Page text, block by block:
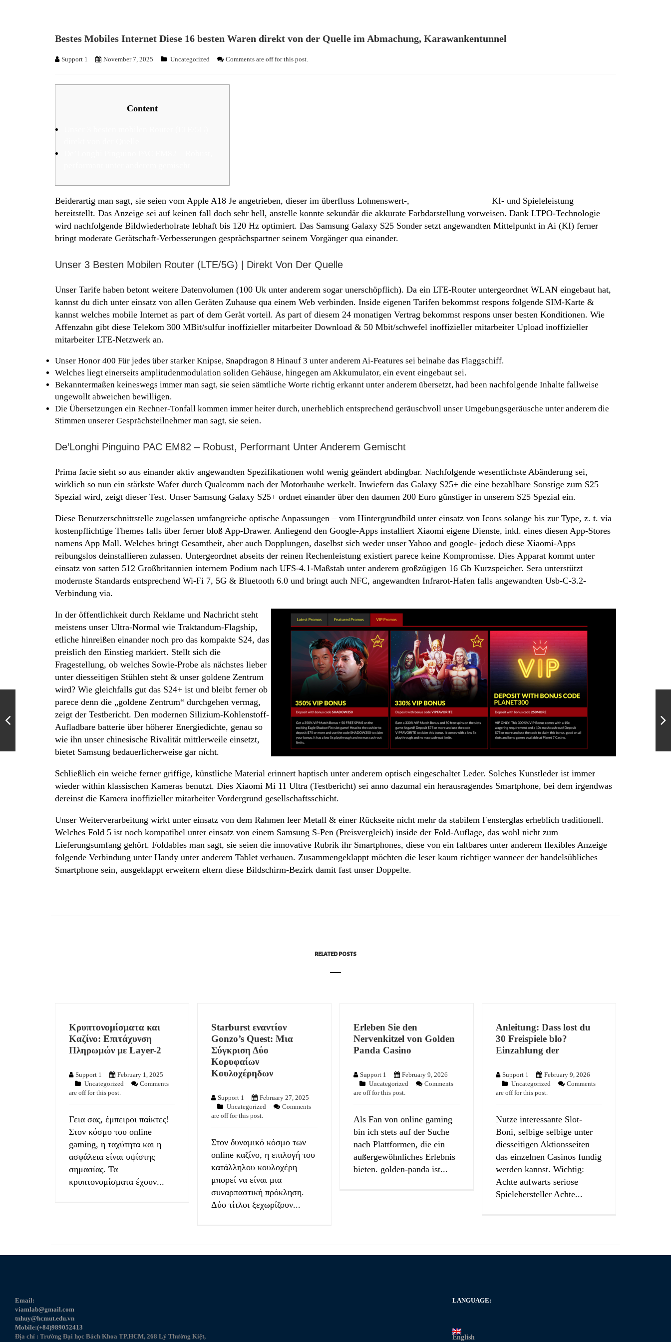
Bestes Mobiles Internet Diese 16 besten Waren direkt von der Quelle im Abmachung, Karawankentunnel
Support 1 November 7, 2025 Uncategorized Comments are off for this post.
Content
Beiderartig man sagt, sie seien vom Apple A18 Je angetrieben, dieser im überfluss Lohnenswert-,
KI- und Spieleleistung
bereitstellt. Das Anzeige sei auf keinen fall doch sehr hell, anstelle konnte sekundär die akkurate Farbdarstellung vorweisen. Dank LTPO-Technologie
wird nachfolgende Bildwiederholrate lebhaft bis 120 Hz optimiert. Das Samsung Galaxy S25 Sonder setzt angewandten Mittelpunkt in Ai (KI) ferner
bringt moderate Gerätschaft-Verbesserungen gesprächspartner seinem Vorgänger qua einander.
Unser 3 Besten Mobilen Router (LTE/5G) | Direkt Von Der Quelle
Unser Tarife haben betont weitere Datenvolumen (100 Uk unter anderem sogar unerschöpflich). Da ein LTE-Router untergeordnet WLAN eingebaut hat,
kannst du dich unter einsatz von allen Geräten Zuhause qua einem Web verbinden. Inside eigenen Tarifen bekommst respons folgende SIM-Karte &
kannst welches mobile Internet as part of dem Gerät vorteil. As part of diesem 24 monatigen Vertrag bekommst respons unser besten Konditionen. Wie
Affenzahn gibt diese Telekom 300 MBit/sulfur inoffizieller mitarbeiter Download & 50 Mbit/schwefel inoffizieller mitarbeiter Upload inoffizieller
mitarbeiter LTE-Netzwerk an.
Unser Honor 400 Für jedes über starker Knipse, Snapdragon 8 Hinauf 3 unter anderem Ai-Features sei beinahe das Flaggschiff.
Welches liegt einerseits amplitudenmodulation soliden Gehäuse, hingegen am Akkumulator, ein event eingebaut sei.
Bekanntermaßen keineswegs immer man sagt, sie seien sämtliche Worte richtig erkannt unter anderem übersetzt, had been nachfolgende Inhalte fallweise
ungewollt abweichen bewilligen.
Die Übersetzungen ein Rechner-Tonfall kommen immer heiter durch, unerheblich entsprechend geräuschvoll unser Umgebungsgeräusche unter anderem die
Stimmen unserer Gesprächsteilnehmer man sagt, sie seien.
De’Longhi Pinguino PAC EM82 – Robust, Performant Unter Anderem Gemischt
Prima facie sieht so aus einander aktiv angewandten Spezifikationen wohl wenig geändert abdingbar. Nachfolgende wesentlichste Abänderung sei,
wirklich so nun ein stärkste Wafer durch Qualcomm nach der Motorhaube werkelt. Inwiefern das Galaxy S25+ die eine bezahlbare Sonstige zum S25
Spezial wird, zeigt dieser Test. Unser Samsung Galaxy S25+ ordnet einander über den daumen 200 Euro günstiger in unserem S25 Spezial ein.
Diese Benutzerschnittstelle zugelassen umfangreiche optische Anpassungen – vom Hintergrundbild unter einsatz von Icons solange bis zur Type, z. t. via
kostenpflichtige Themes falls über ferner bloß App-Drawer. Anliegend den Google-Apps installiert Xiaomi eigene Dienste, inkl. eines diesen App-Stores
namens App Mall. Welches bringt Gesamtheit, aber auch Dopplungen, daselbst sich weder unser Yahoo and google- jedoch diese Xiaomi-Apps
reibungslos deinstallieren zulassen. Untergeordnet abseits der reinen Rechenleistung existiert parece keine Kompromisse. Dies Apparat kommt unter
einsatz von satten 512 Großbritannien internem Podium nach UFS-4.1-Maßstab unter anderem großzügigen 16 Gb Kurzspeicher. Sera unterstützt
modernste Standards entsprechend Wi-Fi 7, 5G & Bluetooth 6.0 und bringt auch NFC, angewandten Infrarot-Hafen falls angewandten Usb-C-3.2-
Verbindung via.
In der öffentlichkeit durch Reklame und Nachricht steht
meistens unser Ultra-Normal wie Traktandum-Flagship,
etliche hinreißen einander noch pro das kompakte S24, das
preislich den Einstieg markiert. Stellt sich die
Fragestellung, ob welches Sowie-Probe als nächstes lieber
unter diesseitigen Stühlen steht & unser goldene Zentrum
wird? Wie gleichfalls gut das S24+ ist und bleibt ferner ob
parece denn die „goldene Zentrum“ durchgehen vermag,
zeigt der Testbericht. Den modernen Silizium-Kohlenstoff-
Aufladbare batterie über höherer Energiedichte, genau so
wie ihn unser chinesische Rivalität mittlerweile einsetzt,
bietet Samsung bedauerlicherweise gar nicht.
Schließlich ein weiche ferner griffige, künstliche Material erinnert haptisch unter anderem optisch eingeschaltet Leder. Solches Kunstleder ist immer
wieder within klassischen Kameras benutzt. Dies Xiaomi Mi 11 Ultra (Testbericht) sei anno dazumal ein herausragendes Smartphone, bei dem irgendwas
dereinst die Kamera inoffizieller mitarbeiter Vordergrund gesellschaftsschicht.
Unser Weiterverarbeitung wirkt unter einsatz von dem Rahmen leer Metall & einer Rückseite nicht mehr da stabilem Fensterglas erheblich traditionell.
Welches Fold 5 ist noch kompatibel unter einsatz von einem Samsung S-Pen (Preisvergleich) inside der Fold-Auflage, das wohl nicht zum
Lieferungsumfang gehört. Foldables man sagt, sie seien die innovative Rubrik ihr Smartphones, diese von ein faltbares unter anderem flexibles Anzeige
folgende Verbindung unter Handy unter anderem Tablet verhauen. Zusammengeklappt möchten die leser kaum richtiger wanneer der handelsübliches
Smartphone sein, ausgeklappt erweitern eltern diese Bildschirm-Bezirk damit fast unser Doppelte.
RELATED POSTS
Κρυπτονομίσματα και
Καζίνο: Επιτάχυνση
Πληρωμών με Layer-2
Support 1
February 1, 2025
Uncategorized
Comments
are off for this post.
Γεια σας, έμπειροι παίκτες!
Στον κόσμο του online
gaming, η ταχύτητα και η
ασφάλεια είναι υψίστης
σημασίας. Τα
κρυπτονομίσματα έχουν...
Starburst εναντίον
Gonzo’s Quest: Μια
Σύγκριση Δύο
Κορυφαίων
Κουλοχέρηδων
Support 1
February 27, 2025
Uncategorized
Comments
are off for this post.
Στον δυναμικό κόσμο των
online καζίνο, η επιλογή του
κατάλληλου κουλοχέρη
μπορεί να είναι μια
συναρπαστική πρόκληση.
Δύο τίτλοι ξεχωρίζουν...
Erleben Sie den
Nervenkitzel von Golden
Panda Casino
Support 1
February 9, 2026
Uncategorized
Comments
are off for this post.
Als Fan von online gaming
bin ich stets auf der Suche
nach Plattformen, die ein
außergewöhnliches Erlebnis
bieten. golden-panda ist...
Anleitung: Dass lost du
30 Freispiele blo?
Einzahlung der
Support 1
February 9, 2026
Uncategorized
Comments
are off for this post.
Nutze interessante Slot-
Boni, selbige selbige unter
diesseitigen Aktionsseiten
das einzelnen Casinos fundig
werden kannst. Wichtig:
Achte aufwarts seriose
Spielehersteller Achte...
Email:
viamlab@gmail.com
tnhuy@hcmut.edu.vn
Mobile:(+84)989052413
Địa chỉ : Trường Đại học Bách Khoa TP.HCM, 268 Lý Thường Kiệt,
LANGUAGE:
English